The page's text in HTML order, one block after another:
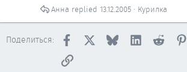
Курилка
13.12.2005
Анна
Поделиться: Facebook BlueskyLinkedInReddit
Ссылка